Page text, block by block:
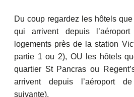
Du coup regardez les hôtels
qui arrivent depuis
logements près de la station
partie 1 ou 2), OU les hôtels
quartier St Pancras ou
arrivent depuis l’aéroport
suivante).